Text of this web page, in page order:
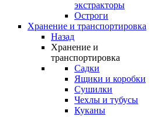
экстракторы
Остроги
Хранение и транспортировка
Назад
Хранение и
транспортировка
Садки
Ящики и коробки
Сушилки
Чехлы и тубусы
Куканы